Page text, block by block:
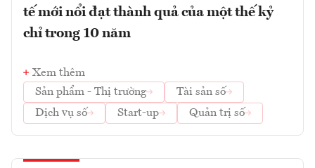
tế mới nổi đạt thành quả của một thế kỷ
chỉ trong 10 năm
Xem thêm
Sản phẩm - Thị trường
Tài sản số
Dịch vụ số
Start-up Quản trị số